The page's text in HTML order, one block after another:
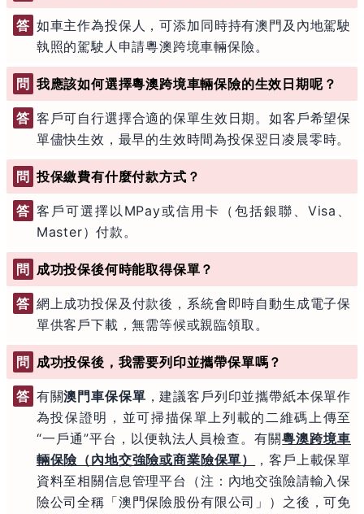
答 如車主作為投保人，可添加同時持有澳門及內地駕駛
執照的駕駛人申請粵澳跨境車輛保險。
問 我應該如何選擇粵澳跨境車輛保險的生效日期呢？
答 客戶可自行選擇合適的保單生效日期。如客戶希望保
單儘快生效，最早的生效時間為投保翌日凌晨零時。
問 投保繳費有什麼付款方式？
答 客戶可選擇以MPay或信用卡（包括銀聯、Visa、
Master）付款。
問 成功投保後何時能取得保單？
答 網上成功投保及付款後，系統會即時自動生成電子保
單供客戶下載，無需等候或親臨領取。
問 成功投保後，我需要列印並攜帶保單嗎？
答 有關澳門車保保單 ，建議客戶列印並攜帶紙本保單作
為投保證明，並可掃描保單上列載的二維碼上傳至
“一戶通”平台，以便執法人員檢查。有關粵澳跨境車
輛保險（內地交強險或商業險保單）
，客戶上載保單
資料至相關信息管理平台（注：內地交強險請輸入保
險公司全稱「澳門保險股份有限公司」）之後，可免